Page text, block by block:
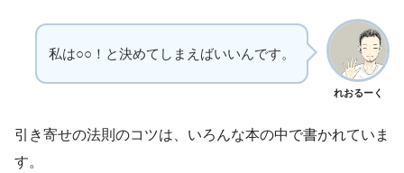
れおるーく
私は○○！と決めてしまえばいいんです。
引き寄せの法則のコツは、いろんな本の中で書かれていま
す。